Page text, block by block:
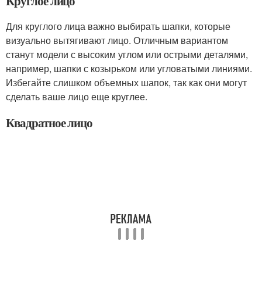
Для круглого лица важно выбирать шапки, которые
визуально вытягивают лицо. Отличным вариантом
станут модели с высоким углом или острыми деталями,
например, шапки с козырьком или угловатыми линиями.
Избегайте слишком объемных шапок, так как они могут
сделать ваше лицо еще круглее.
Квадратное лицо